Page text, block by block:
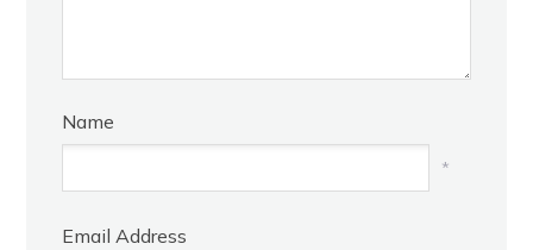
Name
*
Email Address